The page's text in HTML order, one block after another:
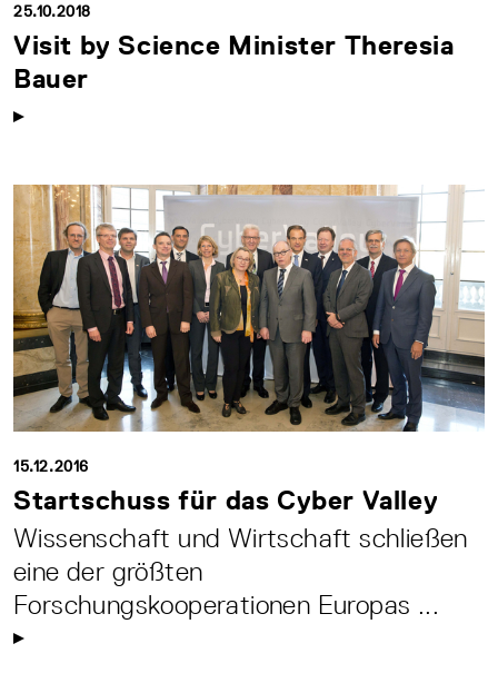
25.10.2018
Visit by Science Minister Theresia
Bauer
15.12.2016
Startschuss für das Cyber Valley
Wissenschaft und Wirtschaft schließen
eine der größten
Forschungskooperationen Europas ...